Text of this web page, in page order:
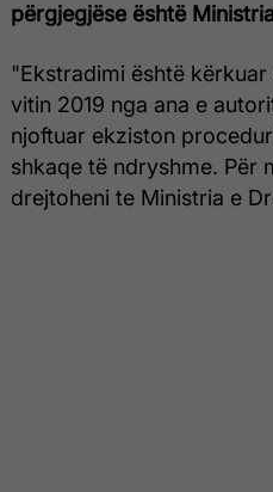
përgjegjëse është
"Ekstradimi është
vitin 2019 nga ana e
njoftuar ekziston
shkaqe të ndryshme. Për
drejtoheni te Ministria e